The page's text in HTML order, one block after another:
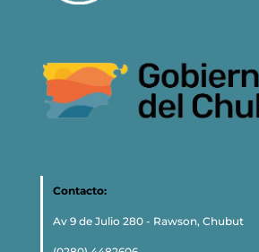
Contacto:
Av 9 de Julio 280 - Rawson, Chubut